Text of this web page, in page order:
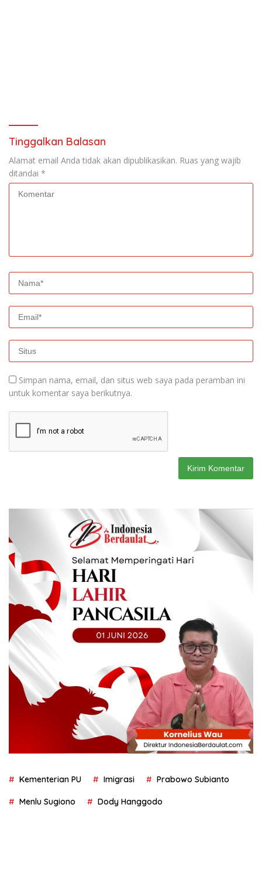
Tinggalkan Balasan
Alamat email Anda tidak akan dipublikasikan. Ruas yang wajib
ditandai *
Simpan nama, email, dan situs web saya pada peramban ini
untuk komentar saya berikutnya.
Kementerian PU Imigrasi Prabowo Subianto
Menlu Sugiono Dody Hanggodo